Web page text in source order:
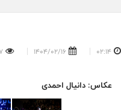
02:14
1404/02/16
عکاس: دانیال احمدی